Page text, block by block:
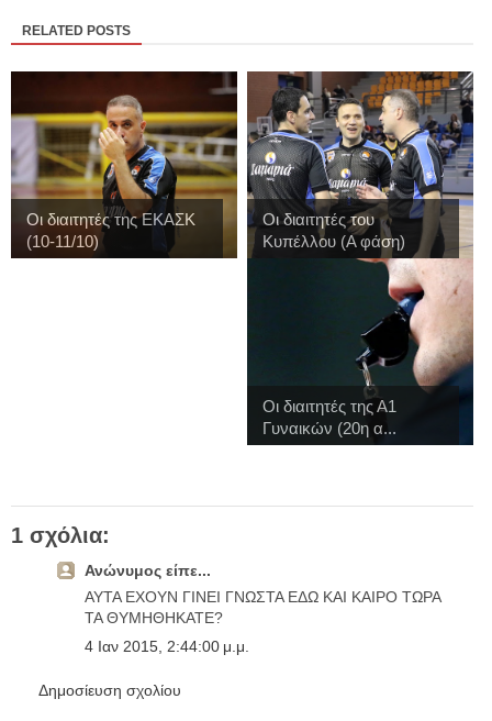
RELATED POSTS
Οι διαιτητές της ΕΚΑΣΚ
(10-11/10)
Οι διαιτητές του
Κυπέλλου (Α φάση)
Οι διαιτητές της Α1
Γυναικών (20η α...
1 σχόλια:
Ανώνυμος είπε...
AYTA EXOYN ΓΙΝΕΙ ΓΝΩΣΤΑ ΕΔΩ ΚΑΙ ΚΑΙΡΟ ΤΩΡΑ
ΤΑ ΘΥΜΗΘΗΚΑΤΕ?
4 Ιαν 2015, 2:44:00 μ.μ.
Δημοσίευση σχολίου